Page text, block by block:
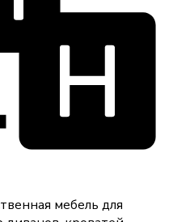
мебель для